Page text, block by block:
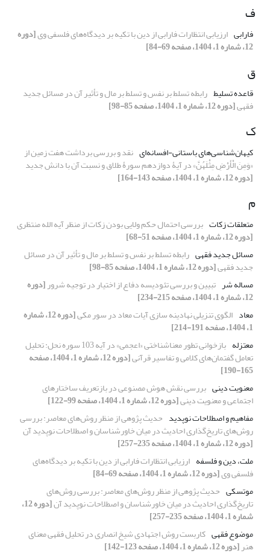
ف
فارابی ارزیابی انتظارات فارابی از دین با تکیه بر دیدگاه‌های فلسفی وی[دوره
12، شماره 1، 1404، صفحه 69-84]
ق
قاعده تسلیط رابطه تسلط بر نفس و تسلط بر مال و تأثیر آن در مسائل جدید
فقهی[دوره 12، شماره 1، 1404، صفحه 85-98]
ک
کیهان‌شناسی‌های باستانی-افسانه‌ای نقد و بررسی برداشت هفت زمین از
«وَمِنَ الْأَرْضِ مِثْلَهُنَّ» در آیۀ دوازدهم سورۀ طلاق و نسبت آن با دانش جدید
[دوره 12، شماره 1، 1404، صفحه 143-164]
م
متعلقات زکات بررسی احتمال حکم ولایی بودن زکات از منظر آیه الله منتظری
[دوره 12، شماره 1، 1404، صفحه 51-68]
مسائل جدید فقهی رابطه تسلط بر نفس و تسلط بر مال و تأثیر آن در مسائل
جدید فقهی[دوره 12، شماره 1، 1404، صفحه 85-98]
مساله شر تبیین و بررسی تئودیسه‌ دفاع از اختیار در توجیه شرور[دوره
12، شماره 1، 1404، صفحه 215-234]
معاد الگوی تنزیلی نهادینه سازی آیات معاد در سور مکی [دوره 12، شماره
1، 1404، صفحه 191-214]
معتزله
بازخوانی تطور معناشناختی «اعجمی» در آیه 103 سوره نحل: تحلیل
تعامل گفتمان‌های کلامی و تفاسیر قرآنی [دوره 12، شماره 1، 1404، صفحه
165-190]
معنویت دینی بررسی نقش هوش مصنوعی در بازتعریف ساختارهای
اجتماعی و معنویت دینی[دوره 12، شماره 1، 1404، صفحه 99-122]
مفاهیم و اصطلاحات نوپدید حدیث پژوهی از منظر روش‌های معاصر: بررسی
روش‌های تاریخ‌گذاری احادیث در میان خاورشناسان و اصطلاحات نوپدید آن
[دوره 12، شماره 1، 1404، صفحه 235-257]
ملت، دین و فلسفه ارزیابی انتظارات فارابی از دین با تکیه بر دیدگاه‌های
فلسفی وی[دوره 12، شماره 1، 1404، صفحه 69-84]
موتسکی حدیث پژوهی از منظر روش‌های معاصر: بررسی روش‌های
تاریخ‌گذاری احادیث در میان خاورشناسان و اصطلاحات نوپدید آن [دوره 12،
شماره 1، 1404، صفحه 235-257]
موضوع فقهی کاربست روش اجتهادی شیخ انصاری در تحلیل فقهی معنای
هنر[دوره 12، شماره 1، 1404، صفحه 123-142]